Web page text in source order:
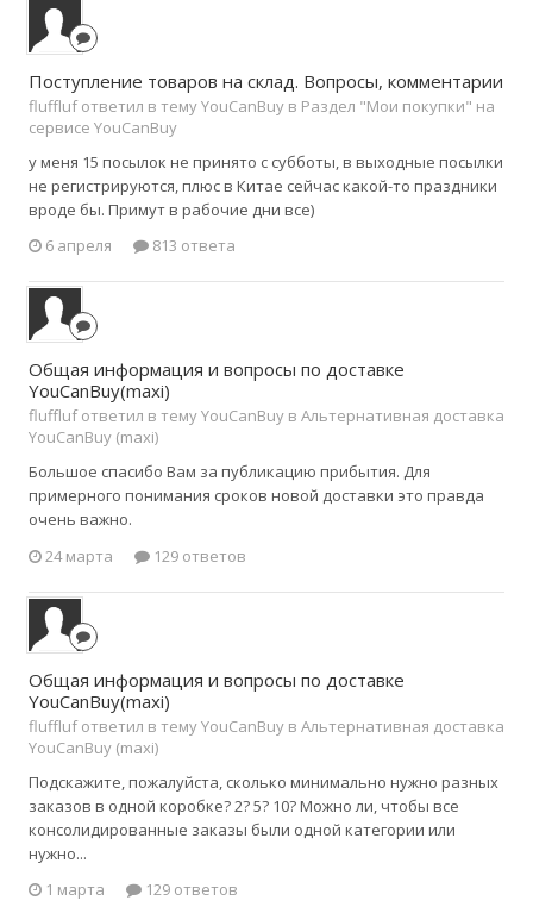
Поступление товаров на склад. Вопросы, комментарии
fluffluf ответил в тему YouCanBuy в Раздел "Мои покупки" на
сервисе YouCanBuy
у меня 15 посылок не принято с субботы, в выходные посылки
не регистрируются, плюс в Китае сейчас какой-то праздники
вроде бы. Примут в рабочие дни все)
6 апреля
813 ответа
Общая информация и вопросы по доставке
YouCanBuy(maxi)
fluffluf ответил в тему YouCanBuy в Альтернативная доставка
YouCanBuy (maxi)
Большое спасибо Вам за публикацию прибытия. Для
примерного понимания сроков новой доставки это правда
очень важно.
24 марта
129 ответов
Общая информация и вопросы по доставке
YouCanBuy(maxi)
fluffluf ответил в тему YouCanBuy в Альтернативная доставка
YouCanBuy (maxi)
Подскажите, пожалуйста, сколько минимально нужно разных
заказов в одной коробке? 2? 5? 10? Можно ли, чтобы все
консолидированные заказы были одной категории или
нужно...
1 марта
129 ответов